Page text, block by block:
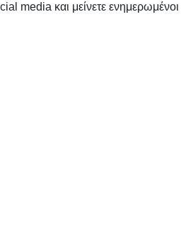
media και μείνετε ενημερωμένοι